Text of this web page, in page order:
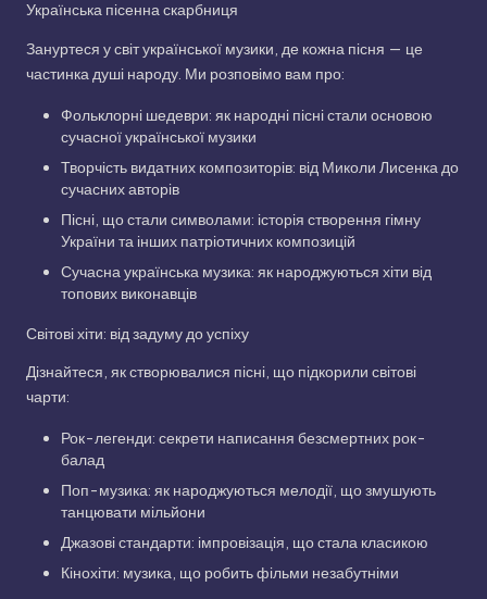
Українська пісенна скарбниця
Зануртеся у світ української музики, де кожна пісня — це
частинка душі народу. Ми розповімо вам про:
Фольклорні шедеври: як народні пісні стали основою
сучасної української музики
Творчість видатних композиторів: від Миколи Лисенка до
сучасних авторів
Пісні, що стали символами: історія створення гімну
України та інших патріотичних композицій
Сучасна українська музика: як народжуються хіти від
топових виконавців
Світові хіти: від задуму до успіху
Дізнайтеся, як створювалися пісні, що підкорили світові
чарти:
Рок-легенди: секрети написання безсмертних рок-
балад
Поп-музика: як народжуються мелодії, що змушують
танцювати мільйони
Джазові стандарти: імпровізація, що стала класикою
Кінохіти: музика, що робить фільми незабутніми